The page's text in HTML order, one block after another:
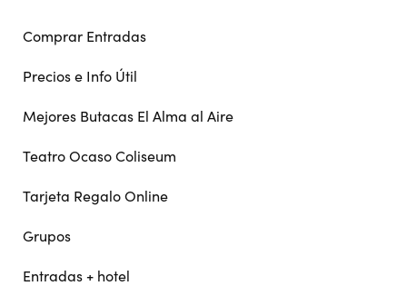
Comprar Entradas
Precios e Info Útil
Mejores Butacas El Alma al Aire
Teatro Ocaso Coliseum
Tarjeta Regalo Online
Grupos
Entradas + hotel